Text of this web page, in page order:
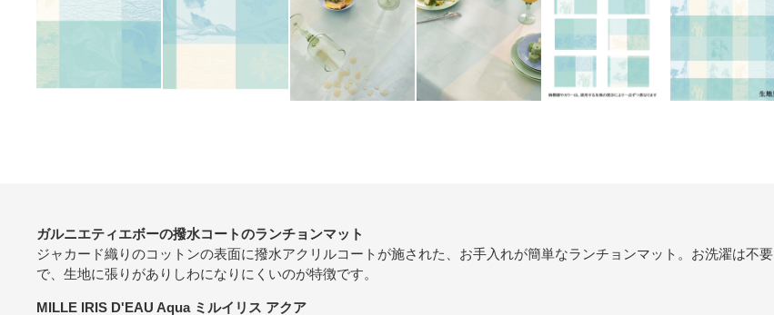
ガルニエティエボーの撥水コートのランチョンマット
ジャカード織りのコットンの表面に撥水アクリルコートが施された、お手入れが簡単なランチョンマット。お洗濯は不要
で、生地に張りがありしわになりにくいのが特徴です。
MILLE IRIS D'EAU Aqua ミルイリス アクア